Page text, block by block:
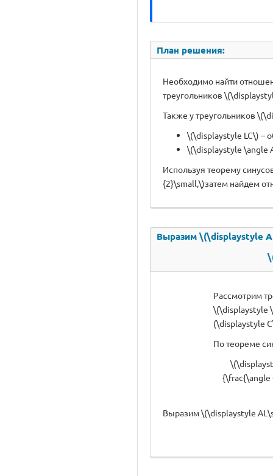
План решения:
Необходимо найти
треугольников
Также у треугольников
\(\displaystyle LC\) –
\(\displaystyle \angle
Используя теорему
{2}\small,\)затем найдем
Выразим \(\displaystyle
Рассмотрим
\(\displaystyle
(\displaystyle
По теореме
{\frac{\angle
Выразим \(\displaystyle